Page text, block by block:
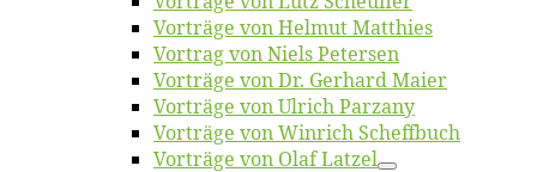
Vor­trä­ge von Hel­mut Matthies
Vor­trag von Niels Petersen
Vor­trä­ge von Dr. Ger­hard Maier
Vor­trä­ge von Ul­rich Parzany
Vor­trä­ge von Win­rich Scheffbuch
Vor­trä­ge von Olaf Latzel